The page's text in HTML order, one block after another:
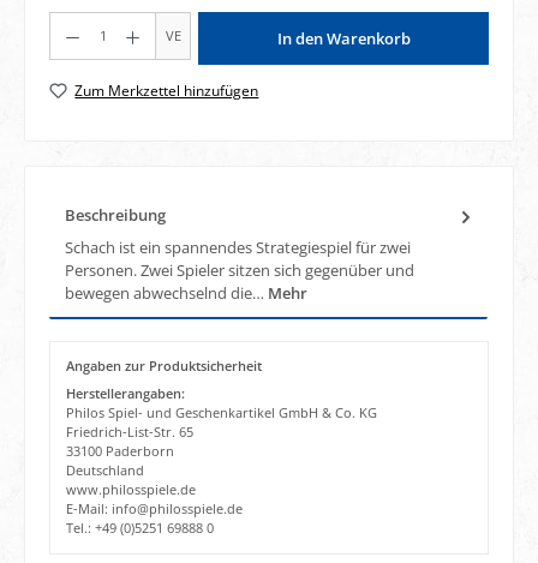
Produkt Anzahl: Gib den gewünschten Wert ein oder benutze die Schaltflächen um
VE In den Warenkorb
Zum Merkzettel hinzufügen
Beschreibung
Schach ist ein spannendes Strategiespiel für zwei
Personen. Zwei Spieler sitzen sich gegenüber und
bewegen abwechselnd die… Mehr
Angaben zur Produktsicherheit
Herstellerangaben:
Philos Spiel- und Geschenkartikel GmbH & Co. KG
Friedrich-List-Str. 65
33100 Paderborn
Deutschland
www.philosspiele.de
E-Mail: info@philosspiele.de
Tel.: +49 (0)5251 69888 0